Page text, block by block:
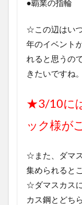
●覇業の指輪
☆この辺はい
年のイベント
れると思うの
きたいですね。
★3/10に
ック様が
☆また、ダマ
集められると
☆ダマスカス
カス鋼とどち